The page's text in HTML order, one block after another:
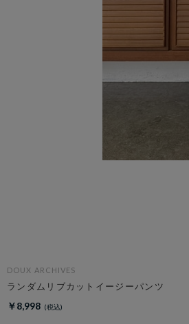
DOUX ARCHIVES
ランダムリブカットイージーパンツ
￥8,998